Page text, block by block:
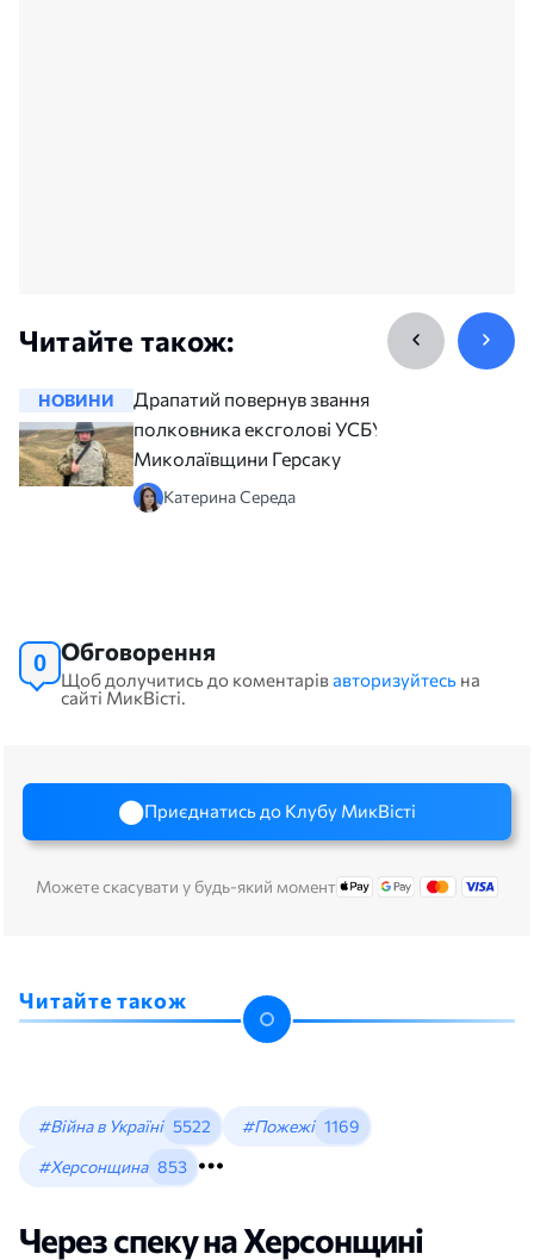
Читайте також:
НОВИНИ
Драпатий повернув звання
полковника ексголові УСБУ
Миколаївщини Герсаку
Катерина Середа
0 Обговорення
Щоб долучитись до коментарівавторизуйтесь на
сайті МикВісті.
Приєднатись до Клубу МикВісті
Можете скасувати у будь-який момент
Читайте також
#Війна в Україні 5522 #Пожежі 1169
#Херсонщина 853
Через спеку на Херсонщині